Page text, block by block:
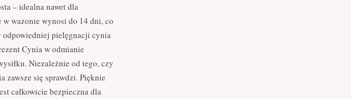
– idealna nawet dla
wazonie wynosi do 14 dni, co
odpowiedniej pielęgnacji cynia
Cynia w odmianie
Niezależnie od tego, czy
zawsze się sprawdzi. Pięknie
całkowicie bezpieczna dla